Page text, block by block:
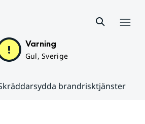
Varning
Gul, Sverige
brandrisktjänster